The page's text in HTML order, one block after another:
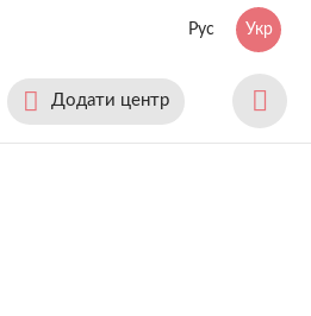
Рус Укр
Додати центр